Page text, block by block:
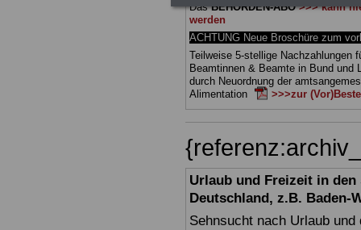
DasBEHÖRDEN-ABO >>> kann
werden
ACHTUNG Neue Broschüre zum
Teilweise 5-stellige Nachzahlungen
Beamtinnen & Beamte in Bund und
durch Neuordnung der
Alimentation
>>>zur
Urlaub und Freizeit in
Deutschland, z.B. Baden-
Sehnsucht nach Urlaub